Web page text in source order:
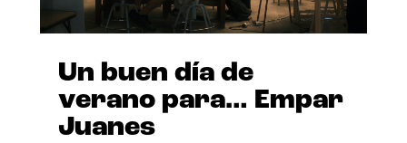
Un buen día de
verano para… Empar
Juanes